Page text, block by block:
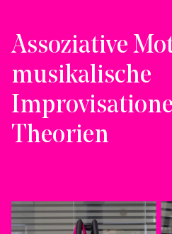
Assoziative
musikalische
Theorien